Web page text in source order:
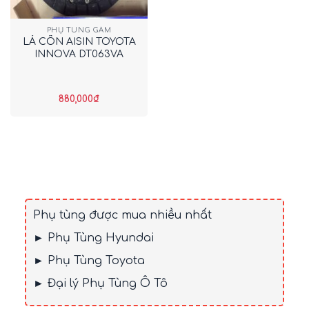
PHỤ TÙNG GẦM
LÁ CÔN AISIN TOYOTA
INNOVA DT063VA
880,000₫
Phụ tùng được mua nhiều nhất
► Phụ Tùng Hyundai
► Phụ Tùng Toyota
► Đại lý Phụ Tùng Ô Tô